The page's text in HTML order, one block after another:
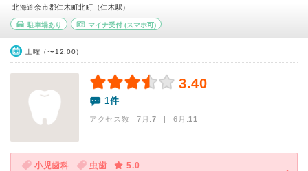
北海道余市郡仁木町北町（仁木駅）
駐車場あり マイナ受付(スマホ可)
土曜（〜12:00）
3.40
1件
アクセス数 7月:7 | 6月:11
小児歯科 虫歯
5.0